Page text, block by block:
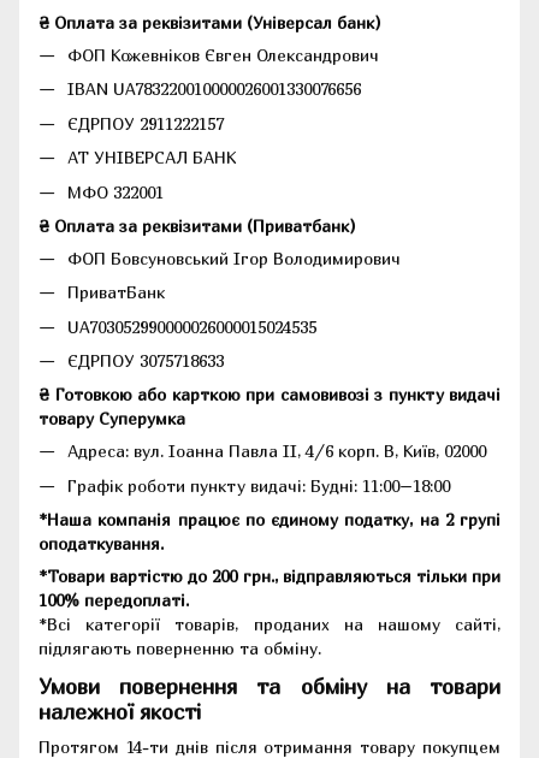
₴ Оплата за реквізитами (Універсал банк)
ФОП Кожевніков Євген Олександрович
IBAN UA783220010000026001330076656
ЄДРПОУ 2911222157
АТ УНІВЕРСАЛ БАНК
МФО 322001
₴ Оплата за реквізитами (Приватбанк)
ФОП Бовсуновський Ігор Володимирович
ПриватБанк
UA703052990000026000015024535
ЄДРПОУ 3075718633
₴ Готовкою або карткою при самовивозі з пункту видачі
товару Суперумка
Адреса: вул. Іоанна Павла II, 4/6 корп. В, Київ, 02000
Графік роботи пункту видачі: Будні: 11:00–18:00
*Наша компанія працює по єдиному податку, на 2 групі
оподаткування.
*Товари вартістю до 200 грн., відправляються тільки при
100% передоплаті.
*Всі категорії товарів, проданих на нашому сайті,
підлягають поверненню та обміну.
Умови повернення та обміну на товари
належної якості
Протягом 14-ти днів після отримання товару покупцем